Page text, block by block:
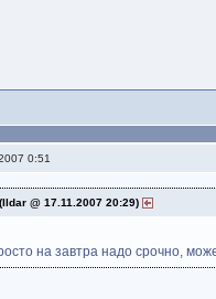
0:51
@ 17.11.2007 20:29)
на завтра надо срочно,